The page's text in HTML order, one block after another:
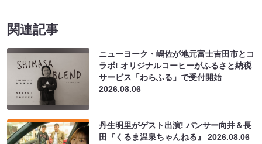
関連記事
ニューヨーク・嶋佐が地元富士吉田市とコ
ラボ! オリジナルコーヒーがふるさと納税
サービス「わらふる」で受付開始
2026.08.06
丹生明里がゲスト出演! パンサー向井＆長
田『くるま温泉ちゃんねる』2026.08.06